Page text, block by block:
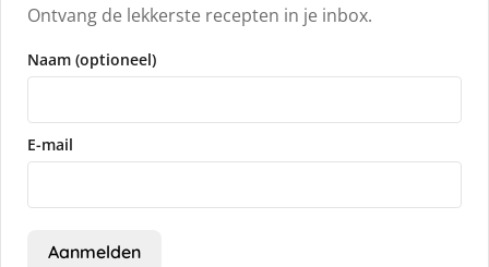
Ontvang de lekkerste recepten in je inbox.
Naam (optioneel)
E-mail
Aanmelden